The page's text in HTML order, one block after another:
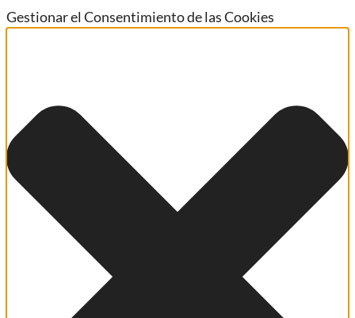
Gestionar el Consentimiento de las Cookies